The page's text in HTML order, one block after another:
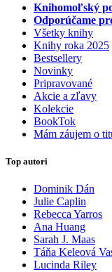
Knihomoľský
Odporúčame
Všetky knihy
Knihy roka 2025
Bestsellery
Novinky
Pripravované
Akcie a zľavy
Kolekcie
BookTok
Mám záujem o
Top autori
Dominik Dán
Julie Caplin
Rebecca Yarros
Ana Huang
Sarah J. Maas
Táňa Keleová
Lucinda Riley